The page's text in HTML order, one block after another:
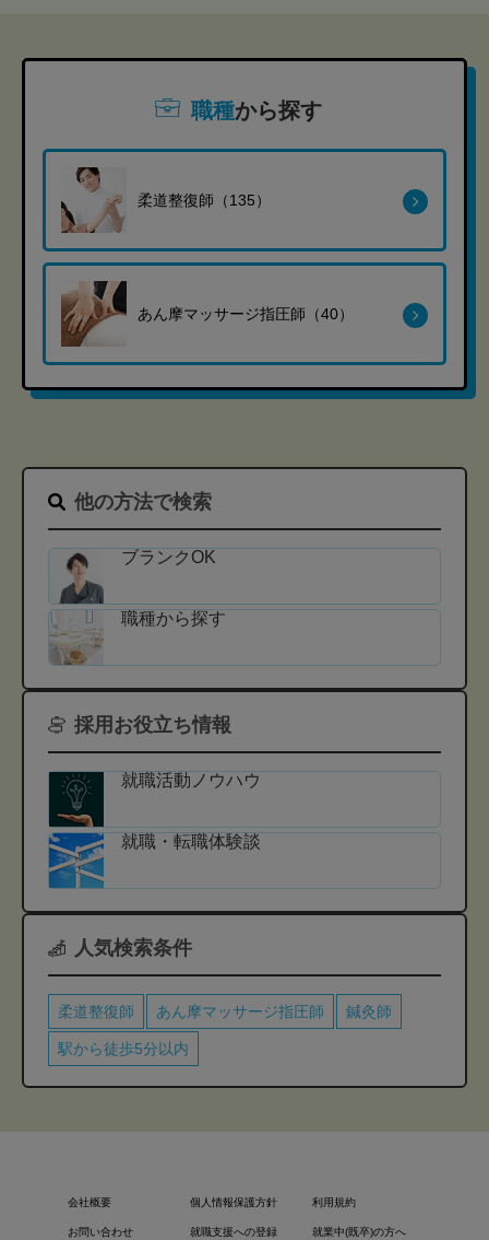
職種から探す
柔道整復師（135）
あん摩マッサージ指圧師（40）
他の方法で検索
ブランクOK
職種から探す
採用お役立ち情報
就職活動ノウハウ
就職・転職体験談
人気検索条件
柔道整復師 あん摩マッサージ指圧師 鍼灸師
駅から徒歩5分以内
会社概要 個人情報保護方針 利用規約
お問い合わせ 就職支援への登録 就業中(既卒)の方へ